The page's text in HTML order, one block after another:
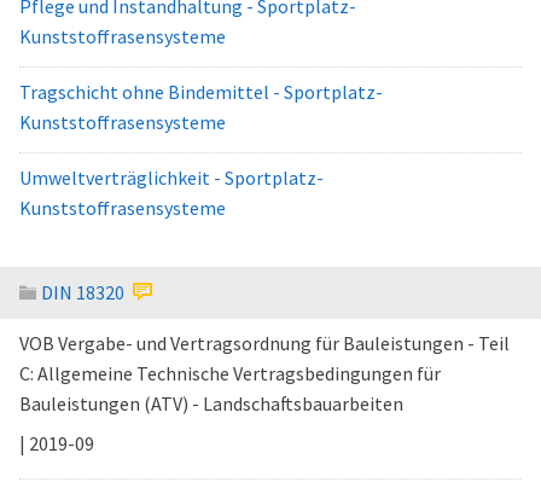
Pflege und Instandhaltung - Sportplatz-
Kunststoffrasensysteme
Tragschicht ohne Bindemittel - Sportplatz-
Kunststoffrasensysteme
Umweltverträglichkeit - Sportplatz-
Kunststoffrasensysteme
DIN 18320
VOB Vergabe- und Vertragsordnung für Bauleistungen - Teil
C: Allgemeine Technische Vertragsbedingungen für
Bauleistungen (ATV) - Landschaftsbauarbeiten
| 2019-09